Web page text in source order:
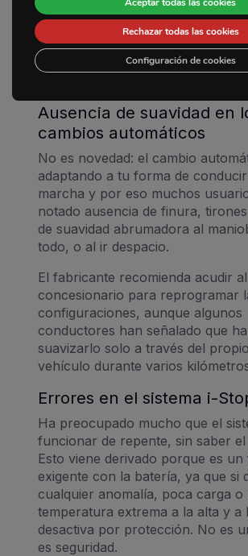
La realidad es que el CX-30 no es
modelo para ahorrar en ciudad.
mejora notablemente en
del diseño en unión al uso y las
Ausencia de suavidad en
cambios automáticos
No es novedad: el cambio
adaptando a tu forma de
marcha y por eso muchos
notado ausencia de finura,
de suavidad abrumadora al
todo, o al ir despacio.
El fabricante recomienda acudir al
concesionario para reprogramar
configuraciones, aunque algunos
conductores han señalado que
suavizarlo solo a través del
vehículo durante varios
Errores en el sistema i-
Ha preocupado mucho que el
funcionar de repente, sin saber
Esto viene derivado porque es
exigente con la batería, ya que si
cualquier anomalía, poca carga o
temperatura extrema a la alta y a
desactiva por protección. No es
es seguridad.
Rechazar todas las cookies
Configuración de cookies